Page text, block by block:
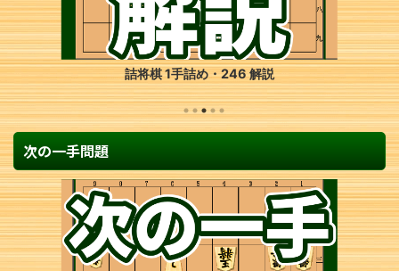
詰将棋 1手詰め・246 解説
次の一手問題